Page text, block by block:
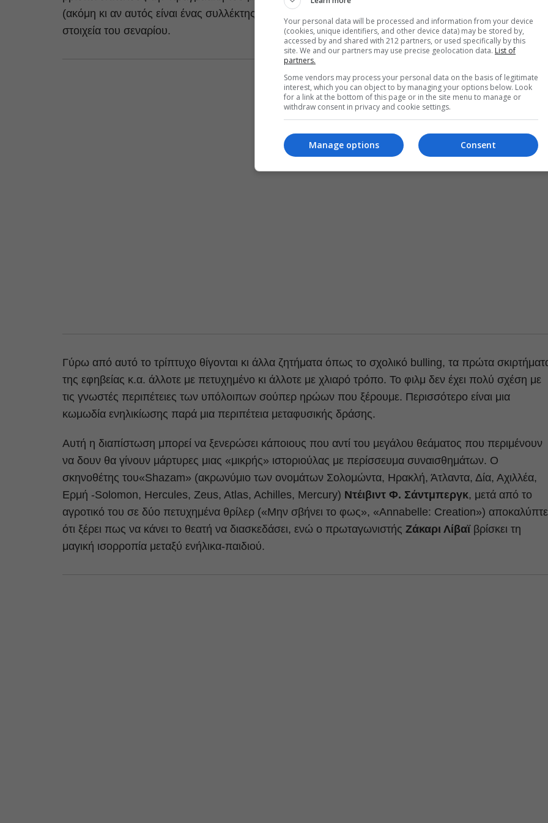
(ακόμη κι αν αυτός είναι ένας συλλέκτης ελαττωμάτων) είναι το μοτίβο που δένει θαυμάσια όλα τα
στοιχεία του σεναρίου.
Γύρω από αυτό το τρίπτυχο θίγονται κι άλλα ζητήματα όπως το σχολικό bulling, τα πρώτα
της εφηβείας κ.α. άλλοτε με πετυχημένο κι άλλοτε με χλιαρό τρόπο. Το φιλμ δεν έχει πολύ σχέση με
τις γνωστές περιπέτειες των υπόλοιπων σούπερ ηρώων που ξέρουμε. Περισσότερο είναι μια
κωμωδία ενηλικίωσης παρά μια περιπέτεια μεταφυσικής δράσης.
Αυτή η διαπίστωση μπορεί να ξενερώσει κάποιους που αντί του μεγάλου θεάματος που περιμένουν
να δουν θα γίνουν μάρτυρες μιας «μικρής» ιστοριούλας με περίσσευμα συναισθημάτων. Ο
σκηνοθέτης του«Shazam» (ακρωνύμιο των ονομάτων Σολομώντα, Ηρακλή, Άτλαντα, Δία, Αχιλλέα,
Ερμή -Solomon, Hercules, Zeus, Atlas, Achilles, Mercury) Ντέιβιντ Φ. Σάντμπεργκ, μετά από το
αγροτικό του σε δύο πετυχημένα θρίλερ («Μην σβήνει το φως», «Annabelle: Creation»)
ότι ξέρει πως να κάνει το θεατή να διασκεδάσει, ενώ ο πρωταγωνιστής Ζάκαρι Λίβαϊβρίσκει τη
μαγική ισορροπία μεταξύ ενήλικα-παιδιού.
Your personal data will be processed and information from your device
(cookies, unique identifiers, and other device data) may be stored by,
accessed by and shared with 212 partners, or used specifically by this
site. We and our partners may use precise geolocation data. List of
partners.
Some vendors may process your personal data on the basis of legitimate
interest, which you can object to by managing your options below. Look
for a link at the bottom of this page or in the site menu to manage or
withdraw consent in privacy and cookie settings.
Consent
Manage options